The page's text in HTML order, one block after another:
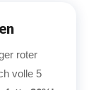
roter
volle 5